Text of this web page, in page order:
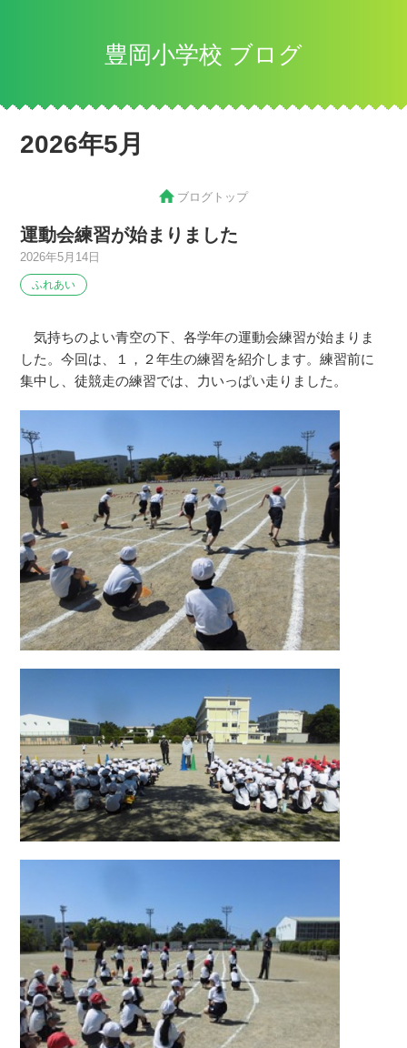
豊岡小学校 ブログ
2026年5月
ブログトップ
運動会練習が始まりました
2026年5月14日
ふれあい
気持ちのよい青空の下、各学年の運動会練習が始まりま
した。今回は、１，２年生の練習を紹介します。練習前に
集中し、徒競走の練習では、力いっぱい走りました。